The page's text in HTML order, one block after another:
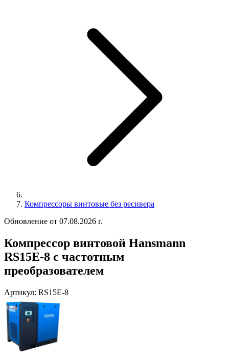
Компрессоры винтовые без ресивера
Обновление от 07.08.2026 г.
Компрессор винтовой Hansmann
RS15E-8 с частотным
преобразователем
Артикул: RS15E-8